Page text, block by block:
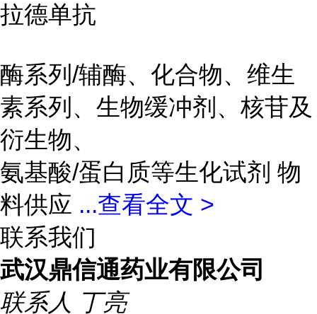
拉德单抗
酶系列/辅酶、化合物、维生
素系列、生物缓冲剂、核苷及
衍生物、
氨基酸/蛋白质等生化试剂 物
料供应 ...查看全文 >
联系我们
武汉鼎信通药业有限公司
联系人 丁亮